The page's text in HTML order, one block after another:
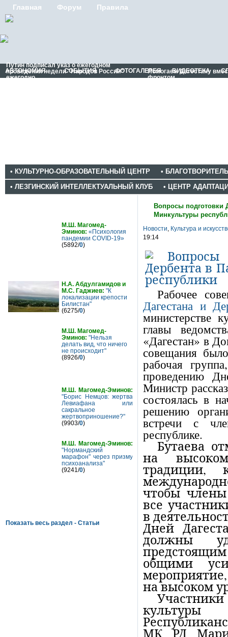
Главная Форум Правила
АВТОНОМИЯ СОБЫТИЯ ФОТОГАЛЕРЕЯ ВИДЕОТЕКА
Путин подписал указ о ежегодном
проведении недели "Народов России"
ежегодно
Помогаем Дагестану
фронтом
• КУЛЬТУРНО-ОБРАЗОВАТЕЛЬНЫЙ ЦЕНТР
•
• ЛЕЗГИНСКИЙ ИНТЕЛЛЕКТУАЛЬНЫЙ КЛУБ
• ЦЕНТР
Вопросы подготовки
Минкультуры
Новости, Культура и
19:14
Рабочее
Дагестана и
министерстве
главы
«Дагестан» в
совещания
рабочая
проведению
Министр
состоялась в
решению
встречи с
республике.
Бутаева
на
традиции,
чтобы члены
все
в
Дней
должны
общими
на высоком
МК РД
М.Ш. Магомед-
Эминов: «Психология
пандемии COVID-19»
(5892/0)
Н.А. Абдулгамидов и
М.С. Гаджиев: "К
локализации крепости
Билистан"
(6275/0)
М.Ш. Магомед-
Эминов: "Нельзя
делать вид, что ничего
не происходит"
(8926/0)
М.Ш. Магомед-Эминов:
"Борис Немцов: жертва
Левиафана или
сакральное
жертвоприношение?"
(9903/0)
М.Ш. Магомед-Эминов:
"Нормандский
марафон" через призму
психоанализа"
(9241/0)
Показать весь раздел - Статьи